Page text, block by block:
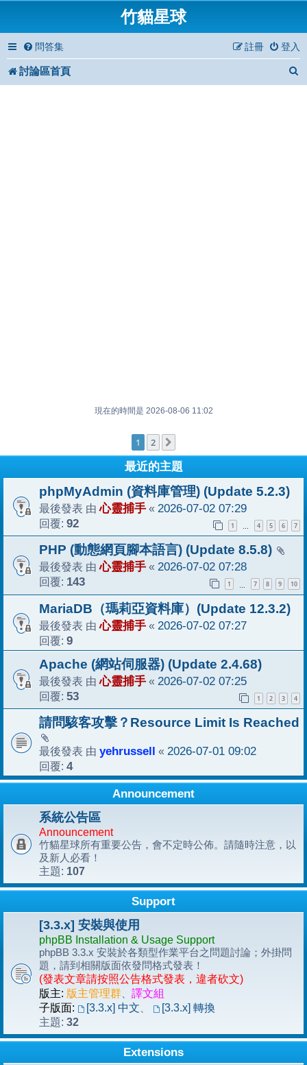
竹貓星球
問答集 登入
註冊
討論區首頁
現在的時間是 2026-08-06 11:02
1 2
最近的主題
phpMyAdmin (資料庫管理) (Update 5.2.3)
最後發表 由心靈捕手 « 2026-07-02 07:29
回覆: 92 1 … 4 5 6 7
PHP (動態網頁腳本語言) (Update 8.5.8)
最後發表 由心靈捕手 « 2026-07-02 07:28
回覆: 143 1 7 8 9 10
MariaDB（瑪莉亞資料庫）(Update 12.3.2)
最後發表 由心靈捕手 « 2026-07-02 07:27
回覆: 9
Apache (網站伺服器) (Update 2.4.68)
最後發表 由心靈捕手 « 2026-07-02 07:25
回覆: 53 1 2 3 4
請問駭客攻擊？Resource Limit Is Reached
最後發表 由 yehrussell « 2026-07-01 09:02
回覆: 4
Announcement
系統公告區
Announcement
竹貓星球所有重要公告，會不定時公佈。請隨時注意，以
及新人必看！
主題: 107
Support
[3.3.x] 安裝與使用
phpBB Installation & Usage Support
phpBB 3.3.x 安裝於各類型作業平台之問題討論；外掛問
題，請到相關版面依發問格式發表！
(發表文章請按照公告格式發表，違者砍文)
版主: 版主管理群
譯文組
子版面:
[3.3.x] 中文
[3.3.x] 轉換
主題: 32
Extensions